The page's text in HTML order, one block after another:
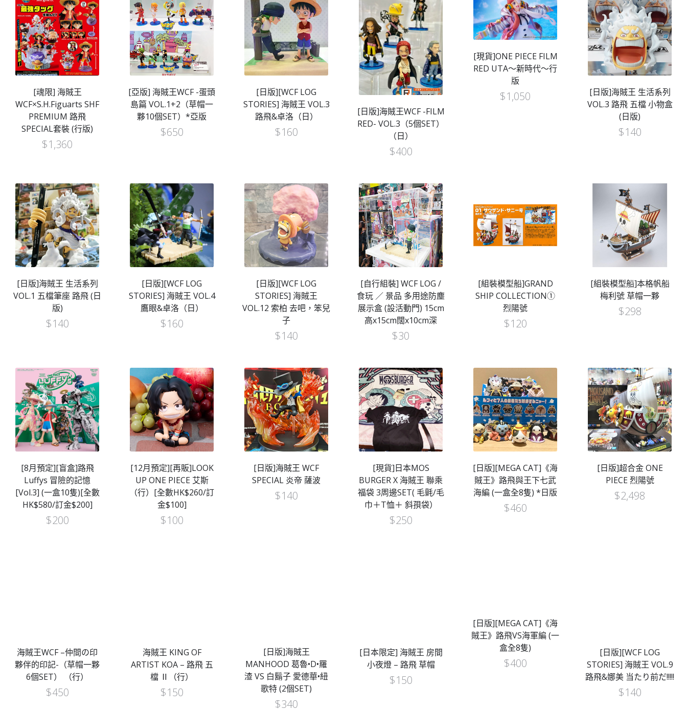
[魂限] 海賊王
WCF×S.H.Figuarts SHF
PREMIUM 路飛
SPECIAL套裝 (行版)
$1,360
[亞版] 海賊王WCF -蛋頭
島篇 VOL.1+2（草帽一
夥10個SET）*亞版
$650
[日版][WCF LOG
STORIES] 海賊王 VOL.3
路飛&卓洛（日）
$160
[日版]海賊王WCF -FILM
RED- VOL.3（5個SET）
（日）
$400
[現貨]ONE PIECE FILM
RED UTA～新時代～行
版
$1,050
[日版]海賊王 生活系列
VOL.3 路飛 五檔 小物盒
(日版)
$140
[日版]海賊王 生活系列
VOL.1 五檔筆座 路飛 (日
版)
$140
[日版][WCF LOG
STORIES] 海賊王 VOL.4
鷹眼&卓洛（日）
$160
[日版][WCF LOG
STORIES] 海賊王
VOL.12 索柏 去吧，笨兒
子
$140
[自行組裝] WCF LOG /
食玩 ／ 景品 多用途防塵
展示盒 (設活動門) 15cm
高x15cm闊x10cm深
$30
[組裝模型船]GRAND
SHIP COLLECTION①
烈陽號
$120
[組裝模型船]本格帆船
梅利號 草帽一夥
$298
[8月預定][盲盒]路飛
Luffys 冒險的記憶
[Vol.3] (一盒10隻)[全數
HK$580/訂金$200]
$200
[12月預定][再販]LOOK
UP ONE PIECE 艾斯
（行）[全數HK$260/訂
金$100]
$100
[日版]海賊王 WCF
SPECIAL 炎帝 薩波
$140
[現貨]日本MOS
BURGER X 海賊王 聯乘
福袋 3周邊SET( 毛氈/毛
巾＋T恤＋ 斜孭袋）
$250
[日版][MEGA CAT]《海
賊王》路飛與王下七武
海編 (一盒全8隻) *日版
$460
[日版]超合金 ONE
PIECE 烈陽號
$2,498
海賊王WCF –仲間の印
夥伴的印記-（草帽一夥
6個SET） （行）
$450
海賊王 KING OF
ARTIST KOA – 路飛 五
檔 Ⅱ（行）
$150
[日版]海賊王
MANHOOD 葛魯•D•羅
渣 VS 白鬍子 愛德華•紐
歌特 (2個SET)
$340
[日本限定] 海賊王 房間
小夜燈 – 路飛 草帽
$150
[日版][MEGA CAT]《海
賊王》路飛VS海軍編 (一
盒全8隻)
$400
[日版][WCF LOG
STORIES] 海賊王 VOL.9
路飛&娜美 当たり前だ!!!!!
$140